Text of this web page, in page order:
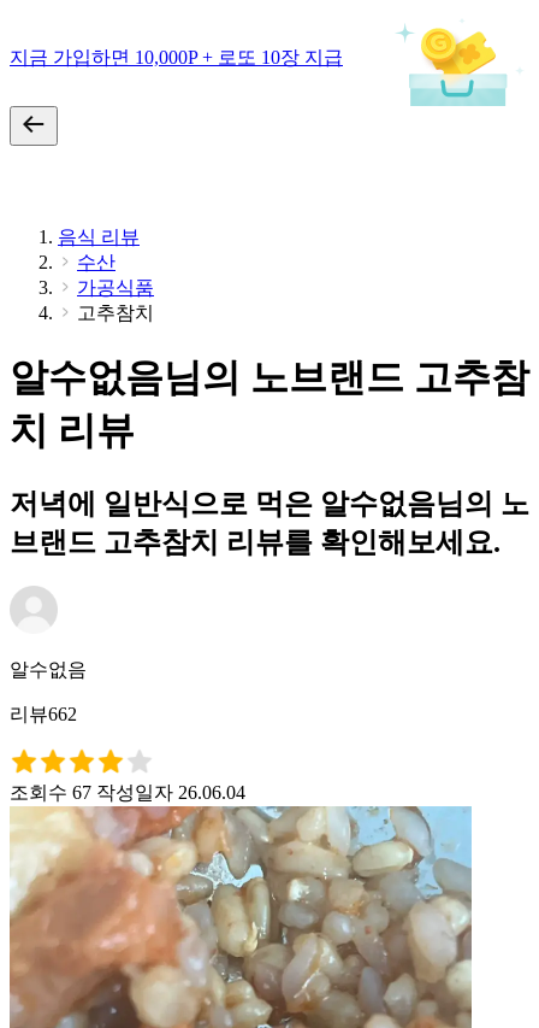
지금 가입하면 10,000P + 로또 10장 지급
음식 리뷰
수산
가공식품
고추참치
알수없음님의 노브랜드 고추참
치 리뷰
저녁에 일반식으로 먹은 알수없음님의 노
브랜드 고추참치 리뷰를 확인해보세요.
알수없음
리뷰662
조회수 67 작성일자 26.06.04